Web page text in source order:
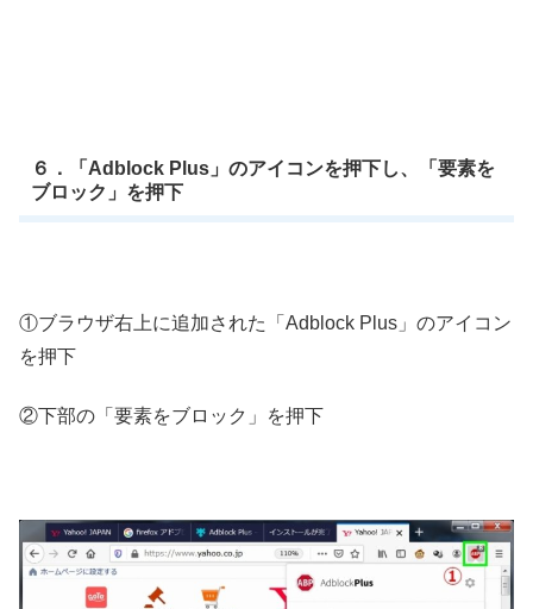
６．「Adblock Plus」のアイコンを押下し、「要素を
ブロック」を押下
①ブラウザ右上に追加された「Adblock Plus」のアイコン
を押下
②下部の「要素をブロック」を押下